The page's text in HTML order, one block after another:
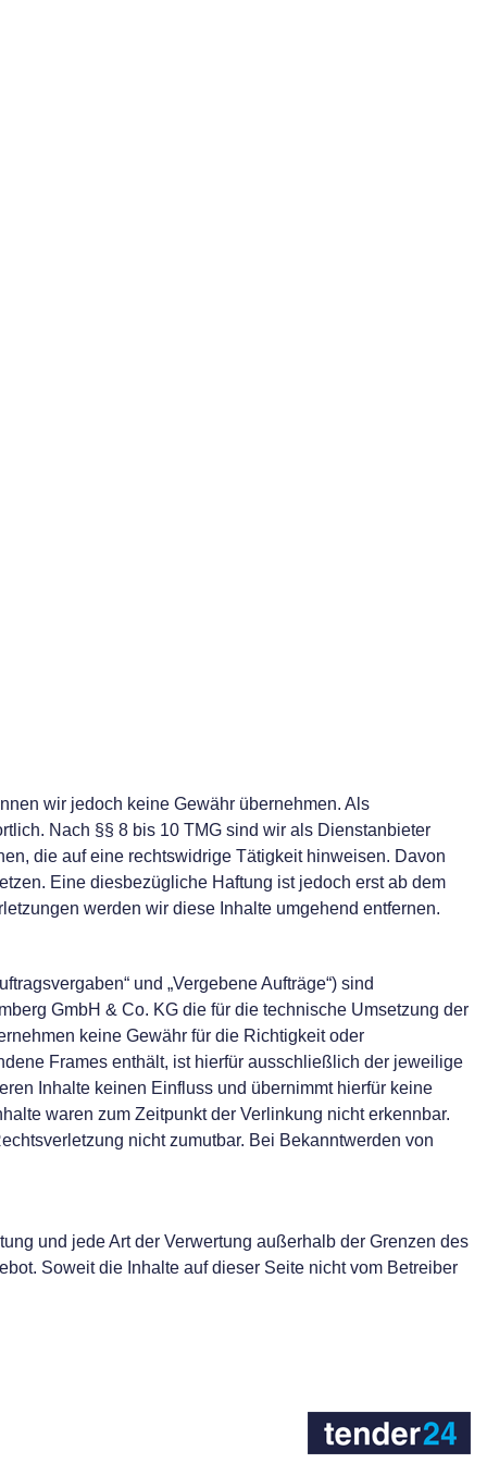
wir jedoch keine Gewähr übernehmen. Als
Nach §§ 8 bis 10 TMG sind wir als Dienstanbieter
die auf eine rechtswidrige Tätigkeit hinweisen. Davon
Eine diesbezügliche Haftung ist jedoch erst ab dem
werden wir diese Inhalte umgehend entfernen.
und „Vergebene Aufträge“) sind
GmbH & Co. KG die für die technische Umsetzung der
keine Gewähr für die Richtigkeit oder
Frames enthält, ist hierfür ausschließlich der jeweilige
Inhalte keinen Einfluss und übernimmt hierfür keine
waren zum Zeitpunkt der Verlinkung nicht erkennbar.
nicht zumutbar. Bei Bekanntwerden von
und jede Art der Verwertung außerhalb der Grenzen des
Soweit die Inhalte auf dieser Seite nicht vom Betreiber